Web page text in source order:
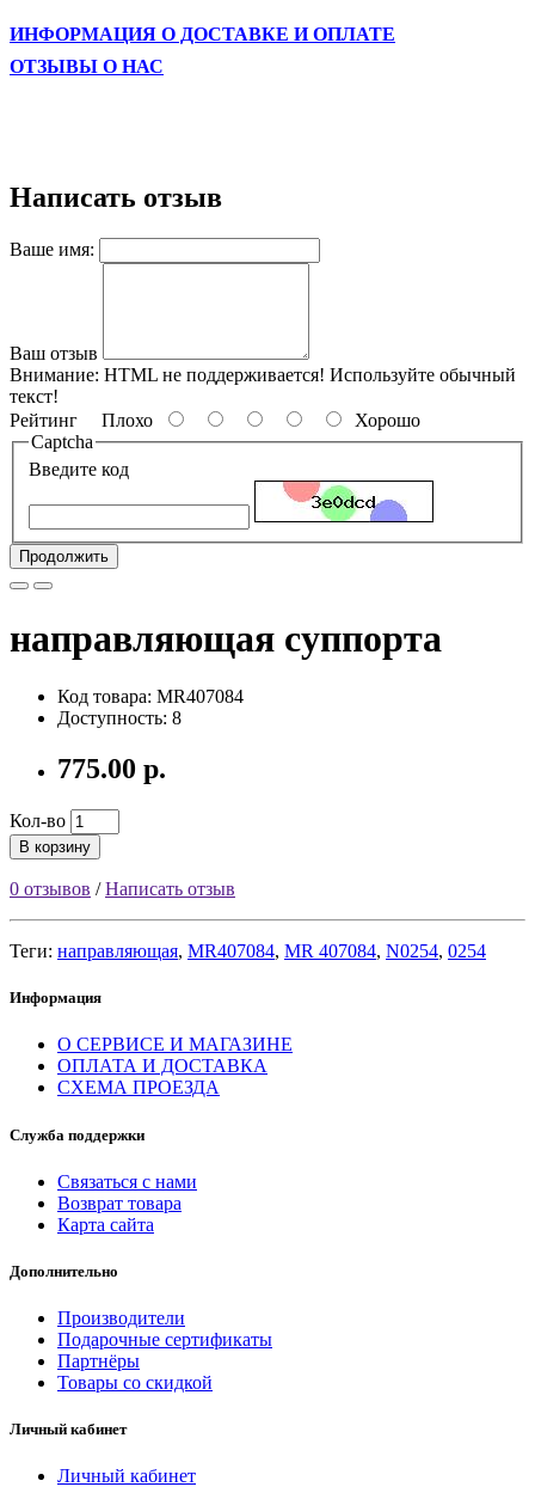
ИНФОРМАЦИЯ О ДОСТАВКЕ И ОПЛАТЕ
ОТЗЫВЫ О НАС
Написать отзыв
Ваше имя:
Ваш отзыв
Внимание: HTML не поддерживается! Используйте обычный
текст!
Рейтинг Плохо
Хорошо
Captcha
Введите код
Продолжить
направляющая суппорта
Код товара: MR407084
Доступность: 8
775.00 р.
Кол-во
В корзину
0 отзывов /Написать отзыв
Теги: направляющая, MR407084, MR 407084, N0254, 0254
Информация
О СЕРВИСЕ И МАГАЗИНЕ
ОПЛАТА И ДОСТАВКА
СХЕМА ПРОЕЗДА
Служба поддержки
Связаться с нами
Возврат товара
Карта сайта
Дополнительно
Производители
Подарочные сертификаты
Партнёры
Товары со скидкой
Личный кабинет
Личный кабинет